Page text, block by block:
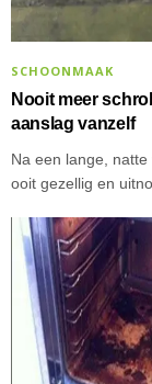
SCHOONMAAK
Nooit meer
aanslag vanzelf
Na een lange,
ooit gezellig en